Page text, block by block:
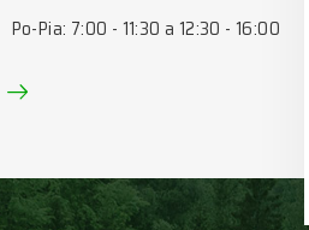
Po-Pia: 7:00 - 11:30 a 12:30 - 16:00